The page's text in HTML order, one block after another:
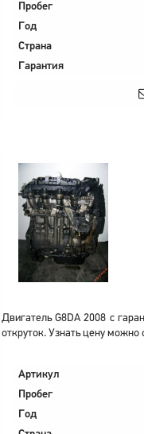
Пробег
Год
Страна
Гарантия
Двигатель G8DA 2008 с
откруток. Узнать цену можно
Артикул
Пробег
Год